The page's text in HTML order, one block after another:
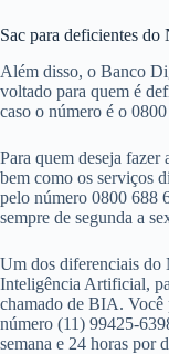
Sac para deficientes do
Além disso, o Banco
voltado para quem é
caso o número é o
Para quem deseja fazer
bem como os serviços
pelo número 0800 688
sempre de segunda a
Um dos diferenciais do
Inteligência Artificial,
chamado de BIA. Você
número (11) 99425-
semana e 24 horas por